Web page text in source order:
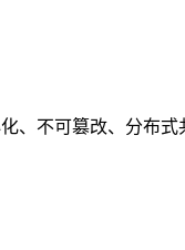
、不可篡改、分布